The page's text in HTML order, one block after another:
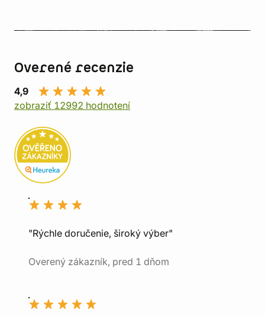
Overené recenzie
4,9
zobraziť 12992 hodnotení
"Rýchle doručenie, široký výber"
Overený zákazník, pred 1 dňom